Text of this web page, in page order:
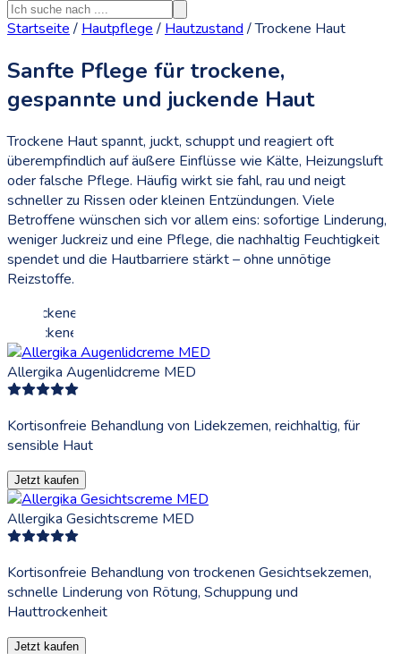
Startseite / Hautpflege / Hautzustand /Trockene Haut
Sanfte Pflege für trockene,
gespannte und juckende Haut
Trockene Haut spannt, juckt, schuppt und reagiert oft
überempfindlich auf äußere Einflüsse wie Kälte, Heizungsluft
oder falsche Pflege. Häufig wirkt sie fahl, rau und neigt
schneller zu Rissen oder kleinen Entzündungen. Viele
Betroffene wünschen sich vor allem eins: sofortige Linderung,
weniger Juckreiz und eine Pflege, die nachhaltig Feuchtigkeit
spendet und die Hautbarriere stärkt – ohne unnötige
Reizstoffe.
Allergika Augenlidcreme MED
Kortisonfreie Behandlung von Lidekzemen, reichhaltig, für
sensible Haut
Jetzt kaufen
Allergika Gesichtscreme MED
Kortisonfreie Behandlung von trockenen Gesichtsekzemen,
schnelle Linderung von Rötung, Schuppung und
Hauttrockenheit
Jetzt kaufen